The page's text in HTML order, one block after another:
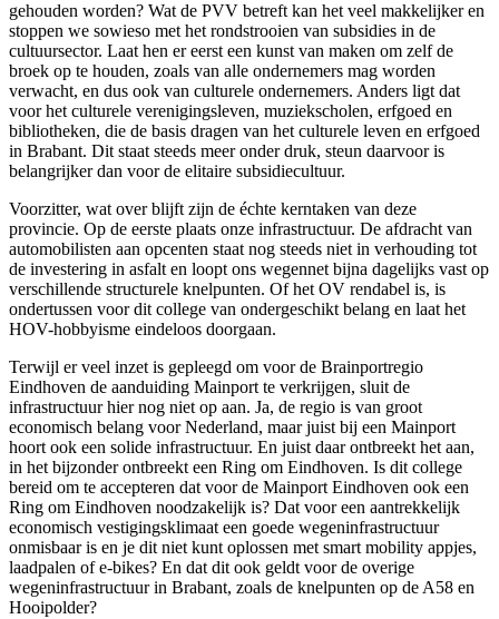
gehouden worden? Wat de PVV betreft kan het veel makkelijker en
stoppen we sowieso met het rondstrooien van subsidies in de
cultuursector. Laat hen er eerst een kunst van maken om zelf de
broek op te houden, zoals van alle ondernemers mag worden
verwacht, en dus ook van culturele ondernemers. Anders ligt dat
voor het culturele verenigingsleven, muziekscholen, erfgoed en
bibliotheken, die de basis dragen van het culturele leven en erfgoed
in Brabant. Dit staat steeds meer onder druk, steun daarvoor is
belangrijker dan voor de elitaire subsidiecultuur.
Voorzitter, wat over blijft zijn de échte kerntaken van deze
provincie. Op de eerste plaats onze infrastructuur. De afdracht van
automobilisten aan opcenten staat nog steeds niet in verhouding tot
de investering in asfalt en loopt ons wegennet bijna dagelijks vast op
verschillende structurele knelpunten. Of het OV rendabel is, is
ondertussen voor dit college van ondergeschikt belang en laat het
HOV-hobbyisme eindeloos doorgaan.
Terwijl er veel inzet is gepleegd om voor de Brainportregio
Eindhoven de aanduiding Mainport te verkrijgen, sluit de
infrastructuur hier nog niet op aan. Ja, de regio is van groot
economisch belang voor Nederland, maar juist bij een Mainport
hoort ook een solide infrastructuur. En juist daar ontbreekt het aan,
in het bijzonder ontbreekt een Ring om Eindhoven. Is dit college
bereid om te accepteren dat voor de Mainport Eindhoven ook een
Ring om Eindhoven noodzakelijk is? Dat voor een aantrekkelijk
economisch vestigingsklimaat een goede wegeninfrastructuur
onmisbaar is en je dit niet kunt oplossen met smart mobility appjes,
laadpalen of e-bikes? En dat dit ook geldt voor de overige
wegeninfrastructuur in Brabant, zoals de knelpunten op de A58 en
Hooipolder?